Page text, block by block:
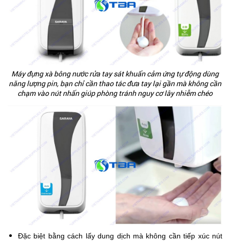
Máy đựng xà bông nước rửa tay sát khuẩn cảm ứng tự động dùng
năng lượng pin, bạn chỉ cần thao tác đưa tay lại gần mà không cần
chạm vào nút nhấn giúp phòng tránh nguy cơ lây nhiễm chéo
Đặc biệt bằng cách lấy dung dịch mà không cần tiếp xúc nút